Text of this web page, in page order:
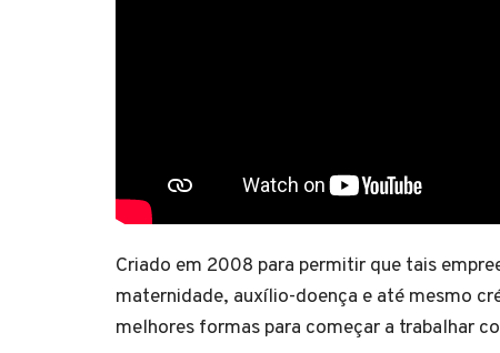
Criado em 2008 para permitir que tais
maternidade, auxílio-doença e até mesmo
melhores formas para começar a trabalhar